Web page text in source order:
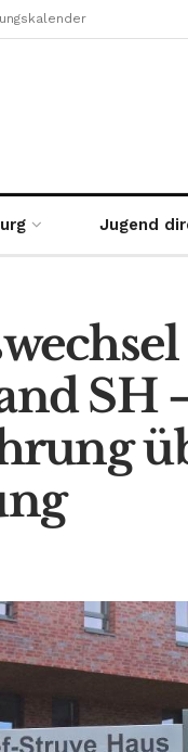
Jugend
SH